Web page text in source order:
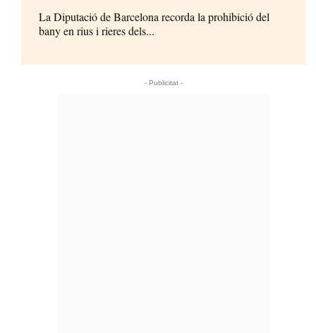
La Diputació de Barcelona recorda la prohibició del
bany en rius i rieres dels...
- Publicitat -